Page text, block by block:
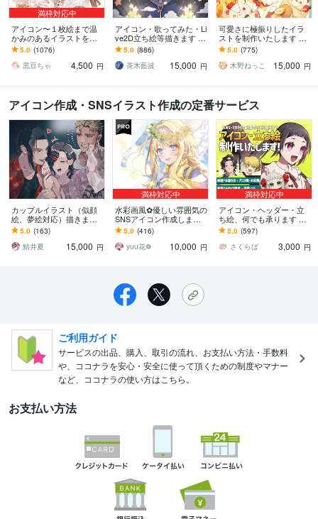
満枠対応中
アイコン〜１枚絵まで温
かみのあるイラストを描
きます ★ココナラ自体が
初めての方も、お気軽に
ご相談ください♪★
5.0 (1076)
黒豆ちゃ
4,500 円
アイコン・歌ってみた・Li
ve2D立ち絵等描きます ち
びキャラや配信用イラス
ト等、幅広く制作してい
ます！
5.0 (886)
茶木藍波
15,000 円
可愛さに極振りしたイラ
ストを制作いたします ★
商用利用＆二次利用込
み！ミニキャラは小物２
点まで無料！★
5.0 (775)
木野ねっこ
15,000 円
アイコン作成・SNSイラスト作成の定番サービス
カップルイラスト（似顔
絵、夢絵対応）描きます
アイコン、立ち絵などあ
なたの活動に協力させて
ください！
5.0 (163)
鯖井夏
15,000 円
満枠対応中
水彩画風✿優しい雰囲気の
SNSアイコン作成します
『あたたかさ』と『キラ
キラ』を合わせ持ったイ
ラストを描きます
5.0 (416)
yuu花❁
10,000 円
満枠対応中
アイコン・ヘッダー・立
ち絵、何でも承ります 通
常頭身・デフォルメ／ア
ニメ塗り・水彩塗りに対
応できます！
5.0 (597)
さくらば
3,000 円
ご利用ガイド
サービスの出品、購入、取引の流れ、お支払い方法・手数料
や、ココナラを安心・安全に使って頂くための制度やマナー
など、ココナラの使い方はこちら。
お支払い方法